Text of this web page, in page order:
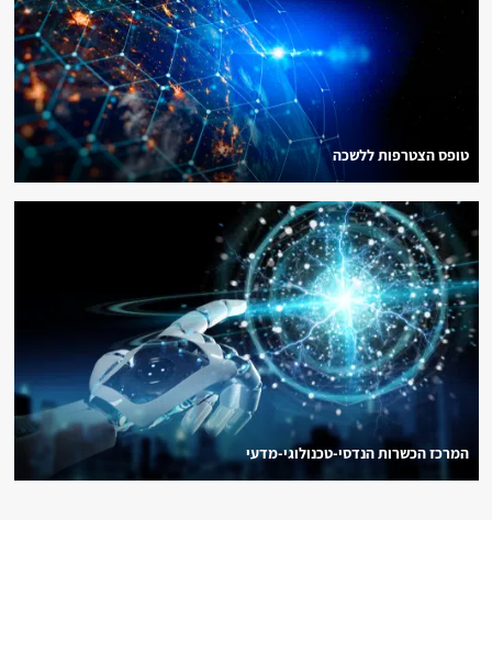
טופס הצטרפות ללשכה
המרכז הכשרות הנדסי-טכנולוגי-מדעי